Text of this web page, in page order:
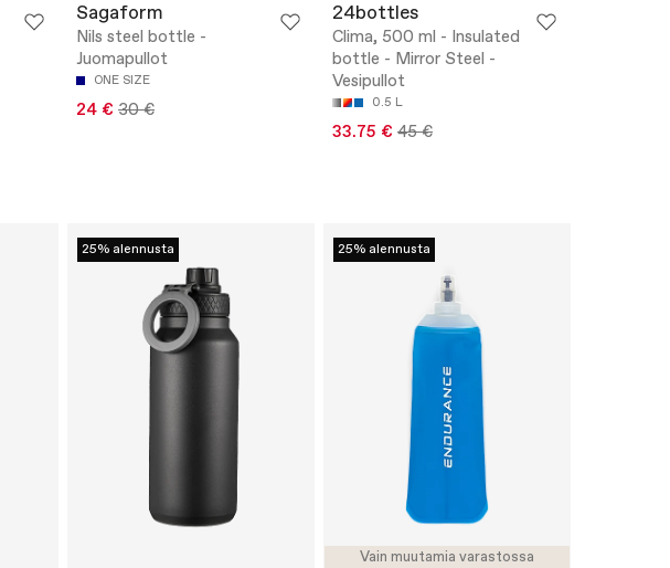
Sagaform
Nils steel bottle -
Juomapullot
ONE SIZE
24 € 30 €
24bottles
Clima, 500 ml - Insulated
bottle - Mirror Steel -
Vesipullot
0.5 L
33.75 € 45 €
25% alennusta
Vain muutamia varastossa
25% alennusta